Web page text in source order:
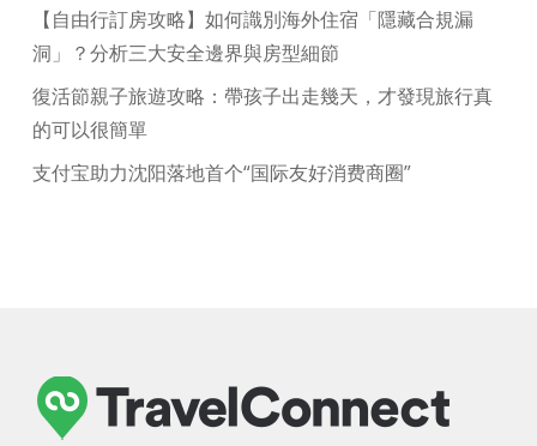
【自由行訂房攻略】如何識別海外住宿「隱藏合規漏
洞」？分析三大安全邊界與房型細節
復活節親子旅遊攻略：帶孩子出走幾天，才發現旅行真
的可以很簡單
支付宝助力沈阳落地首个“国际友好消费商圈”